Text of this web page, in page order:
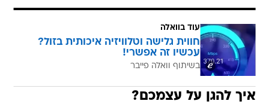
עוד בוואלה
חווית גלישה וטלוויזיה איכותית בזול?
עכשיו זה אפשרי!
בשיתוף וואלה פייבר
איך להגן על עצמכם?